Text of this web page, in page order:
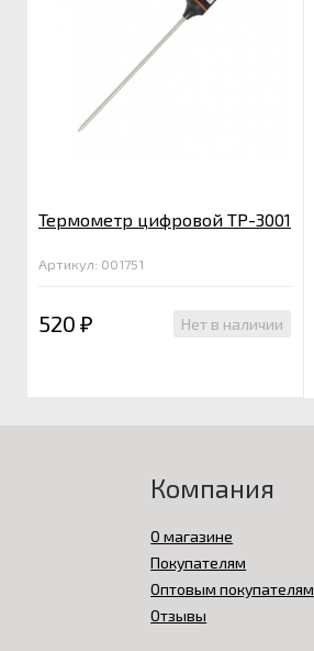
Термометр цифровой ТР-3001
Артикул: 001751
520 ₽ Нет в наличии
Компания
О магазине
Покупателям
Оптовым покупателям
Отзывы